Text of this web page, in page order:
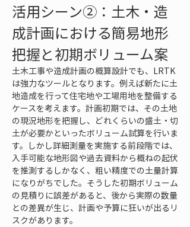
活用シーン②：土木・造
成計画における簡易地形
把握と初期ボリューム案
土木工事や造成計画の概算設計でも、LRTK
は強力なツールとなります。例えば新たに土
地造成を行って住宅地や工場用地を整備する
ケースを考えます。計画初期では、その土地
の現況地形を把握し、どれくらいの盛土・切
土が必要かといったボリューム試算を行いま
す。しかし詳細測量を実施する前段階では、
入手可能な地形図や過去資料から概ねの起伏
を推測するしかなく、粗い精度での土量計算
になりがちでした。そうした初期ボリューム
の見積りに誤差があると、後から実際の数量
との差異が生じ、計画や予算に狂いが出るリ
スクがあります。